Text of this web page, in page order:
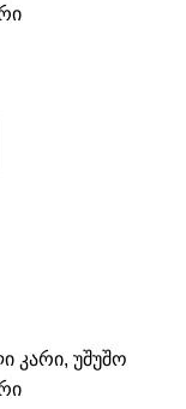
კარი,უშუშო